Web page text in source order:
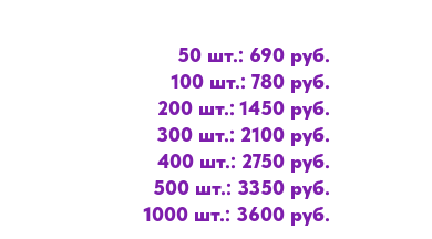
50 шт.: 690 руб.
100 шт.: 780 руб.
200 шт.: 1450 руб.
300 шт.: 2100 руб.
400 шт.: 2750 руб.
500 шт.: 3350 руб.
1000 шт.: 3600 руб.